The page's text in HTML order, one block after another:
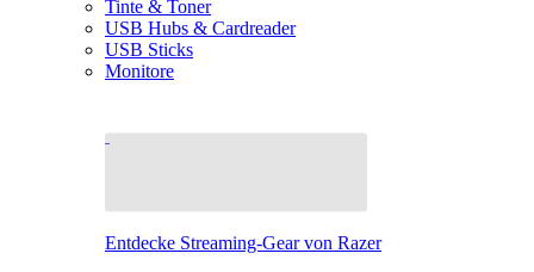
Tinte & Toner
USB Hubs & Cardreader
USB Sticks
Monitore
Entdecke Streaming-Gear von Razer